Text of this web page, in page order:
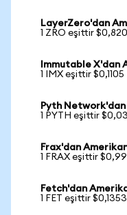
LayerZero'dan
1 ZRO eşittir
Immutable X'dan
1 IMX eşittir $0,1105
Pyth Network'dan
1 PYTH eşittir
Frax'dan
1 FRAX eşittir
Fetch'dan
1 FET eşittir $0,1353